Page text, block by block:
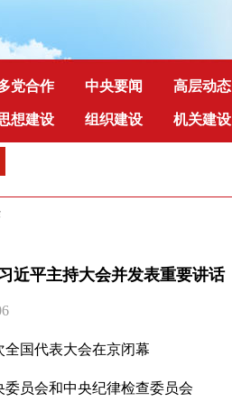
党合作 中央要闻 高层动态
想建设 组织建设 机关建设
近平主持大会并发表重要讲话
国代表大会在京闭幕
员会和中央纪律检查委员会